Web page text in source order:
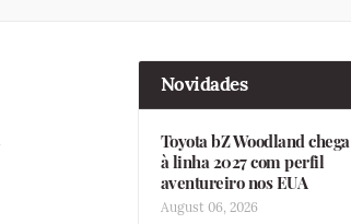
Novidades
Toyota bZ Woodland chega
à linha 2027 com perfil
aventureiro nos EUA
August 06, 2026